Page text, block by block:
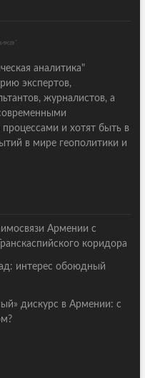
аналитика"
экспертов,
журналистов, а
и хотят быть в
в мире геополитики и
Армении с
коридора
интерес обоюдный
дискурс в Армении: с